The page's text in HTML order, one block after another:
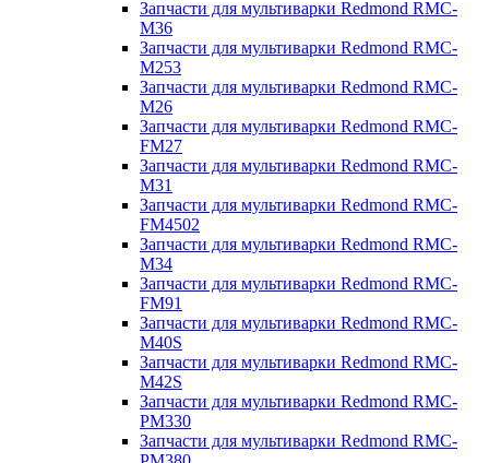
Запчасти для мультиварки Redmond RMC-
M36
Запчасти для мультиварки Redmond RMC-
M253
Запчасти для мультиварки Redmond RMC-
M26
Запчасти для мультиварки Redmond RMC-
FM27
Запчасти для мультиварки Redmond RMC-
M31
Запчасти для мультиварки Redmond RMC-
FM4502
Запчасти для мультиварки Redmond RMC-
M34
Запчасти для мультиварки Redmond RMC-
FM91
Запчасти для мультиварки Redmond RMC-
M40S
Запчасти для мультиварки Redmond RMC-
M42S
Запчасти для мультиварки Redmond RMC-
PM330
Запчасти для мультиварки Redmond RMC-